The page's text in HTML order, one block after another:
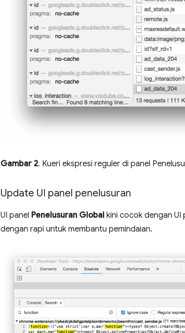
Gambar 2. Kueri ekspresi reguler di panel
Update UI panel penelusuran
UI panel Penelusuran Global kini cocok dengan UI
dengan rapi untuk membantu pemindaian.